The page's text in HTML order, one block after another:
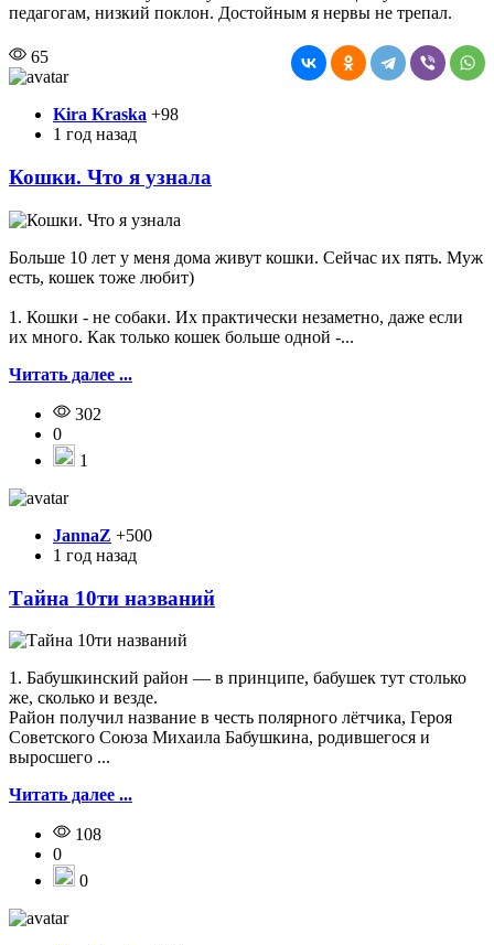
педагогам, низкий поклон. Достойным я нервы не трепал.
65
Kira Kraska +98
1 год назад
Кошки. Что я узнала
Больше 10 лет у меня дома живут кошки. Сейчас их пять. Муж
есть, кошек тоже любит)
1. Кошки - не собаки. Их практически незаметно, даже если
их много. Как только кошек больше одной -...
Читать далее ...
302
0
1
JannaZ +500
1 год назад
Тайна 10ти названий
1. Бабушкинский район — в принципе, бабушек тут столько
же, сколько и везде.
Район получил название в честь полярного лётчика, Героя
Советского Союза Михаила Бабушкина, родившегося и
выросшего ...
Читать далее ...
108
0
0